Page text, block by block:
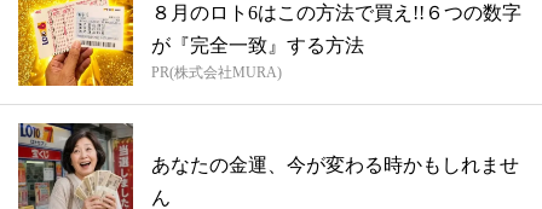
８月のロト6はこの方法で買え!!６つの数字
が『完全一致』する方法
PR(株式会社MURA)
あなたの金運、今が変わる時かもしれませ
ん